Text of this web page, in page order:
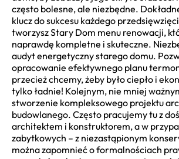
często bolesne, ale niezbędne.
klucz do sukcesu każdego
tworzysz Stary Dom menu renowacji,
naprawdę kompletne i skuteczne.
audyt energetyczny starego domu.
opracowanie efektywnego planu
przecież chcemy, żeby było ciepło i
tylko ładnie! Kolejnym, nie mniej
stworzenie kompleksowego projektu
budowlanego. Często pracujemy tu z
architektem i konstruktorem, a w
zabytkowych – z niezastąpionym
można zapomnieć o formalnościach